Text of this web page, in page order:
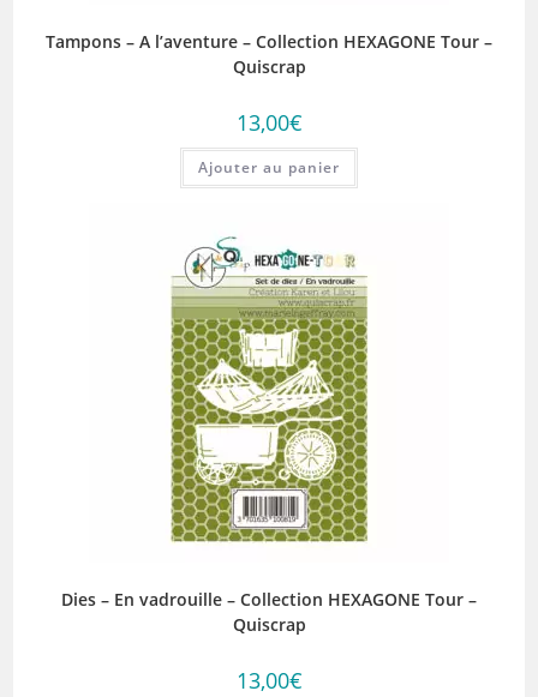
Tampons – A l’aventure – Collection HEXAGONE Tour –
Quiscrap
13,00€
Ajouter au panier
Dies – En vadrouille – Collection HEXAGONE Tour –
Quiscrap
13,00€